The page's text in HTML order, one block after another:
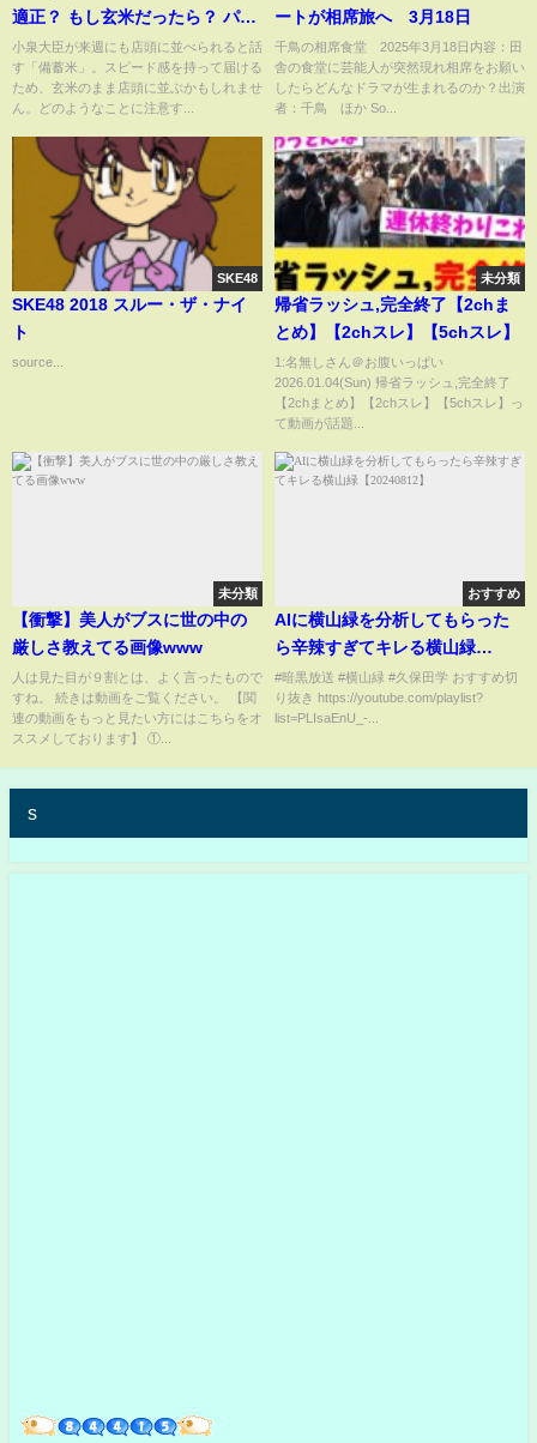
適正？ もし玄米だったら？ パサ
つき・においを軽減するには？
【Nスタ解説】｜
TBS NEWS DIG
小泉大臣が来週にも店頭に並べられると話
す「備蓄米」。スピード感を持って届ける
ため、玄米のまま店頭に並ぶかもしれませ
ん。どのようなことに注意す...
ートが相席旅へ 3月18日
千鳥の相席食堂 2025年3月18日内容：田
舎の食堂に芸能人が突然現れ相席をお願い
したらどんなドラマが生まれるのか？出演
者：千鳥 ほか So...
SKE48
SKE48 2018 スルー・ザ・ナイ
ト
source...
未分類
帰省ラッシュ,完全終了【2chま
とめ】【2chスレ】【5chスレ】
1:名無しさん＠お腹いっぱい
2026.01.04(Sun) 帰省ラッシュ,完全終了
【2chまとめ】【2chスレ】【5chスレ】っ
て動画が話題...
未分類
【衝撃】美人がブスに世の中の
厳しさ教えてる画像www
人は見た目が９割とは、よく言ったもので
すね。 続きは動画をご覧ください。 【関
連の動画をもっと見たい方にはこちらをオ
ススメしております】 ①...
おすすめ
AIに横山緑を分析してもらった
ら辛辣すぎてキレる横山緑
【20240812】
#暗黒放送 #横山緑 #久保田学 おすすめ切
り抜き https://youtube.com/playlist?
list=PLIsaEnU_-...
s